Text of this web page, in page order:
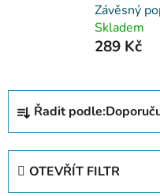
Závěsný
Skladem
289 Kč
Ř
z
Řadit podle:
OTEVŘÍT FILTR